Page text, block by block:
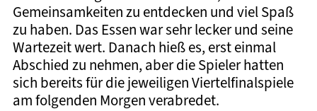
Gemeinsamkeiten zu entdecken und viel Spaß
zu haben. Das Essen war sehr lecker und seine
Wartezeit wert. Danach hieß es, erst einmal
Abschied zu nehmen, aber die Spieler hatten
sich bereits für die jeweiligen Viertelfinalspiele
am folgenden Morgen verabredet.